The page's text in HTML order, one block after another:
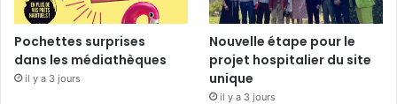
Pochettes surprises
dans les médiathèques
il y a 3 jours
Nouvelle étape pour le
projet hospitalier du site
unique
il y a 3 jours